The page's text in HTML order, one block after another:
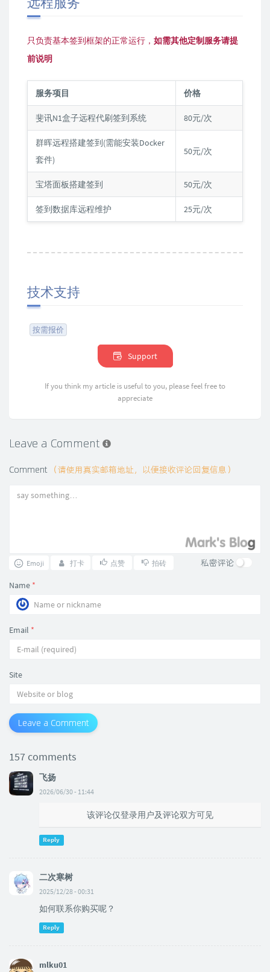
只负责基本签到框架的正常运行， 如需其他定制服务请提
前说明
服务项目 价格
斐讯N1盒子远程代刷签到系统 80元/次
群晖远程搭建签到(需能安装Docker
套件)
50元/次
宝塔面板搭建签到 50元/次
签到数据库远程维护 25元/次
技术支持
按需报价
Support
If you think my article is useful to you, please feel free to
appreciate
Leave a Comment
Comment （请使用真实邮箱地址，以便接收评论回复信息）
Emoji 打卡 点赞 拍砖 私密评论
Name *
Email *
Site
Leave a Comment
157 comments
飞扬
2026/06/30 - 11:44
该评论仅登录用户及评论双方可见
Reply
二次寒树
2025/12/28 - 00:31
如何联系你购买呢？
Reply
mlku01